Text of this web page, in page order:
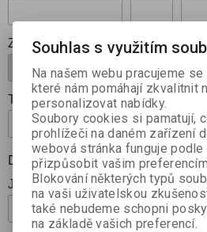
Země:
Telefon: *
Dodací adresa
Jméno:
Souhlas s využitím
Na našem webu pracujeme
které nám pomáhají zkvalitnit
personalizovat nabídky.
Soubory cookies si pamatují,
prohlížeči na daném zařízení
webová stránka funguje
přizpůsobit vašim preferencím.
Blokování některých typů
na vaši uživatelskou
také nebudeme schopni
na základě vašich preferencí.